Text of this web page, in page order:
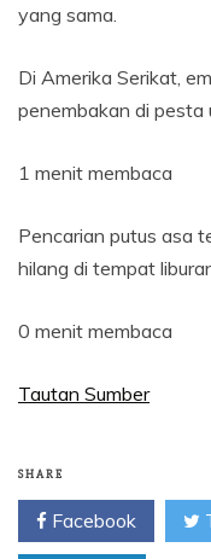
yang sama.
Di Amerika Serikat,
penembakan di
1 menit membaca
Pencarian putus asa
hilang di tempat
0 menit membaca
Tautan Sumber
SHARE
Facebook